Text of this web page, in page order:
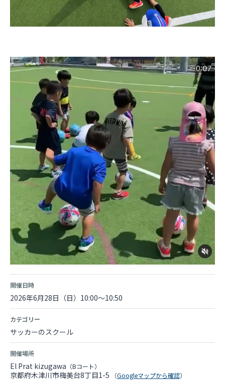
開催日時
2026年6月28日（日）10:00～10:50
カテゴリー
サッカーのスクール
開催場所
El Prat kizugawa （Bコート）
京都府木津川市梅美台8丁目1-5 （Googleマップから確認）